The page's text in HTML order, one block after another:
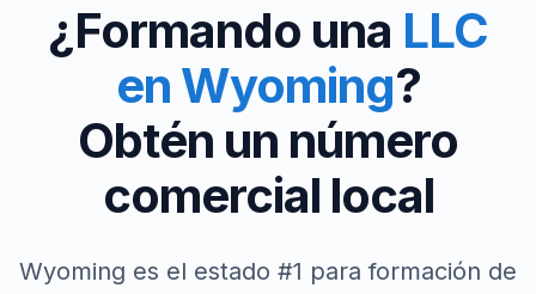
¿Formando una LLC
en Wyoming?
Obtén un número
comercial local
Wyoming es el estado #1 para formación de